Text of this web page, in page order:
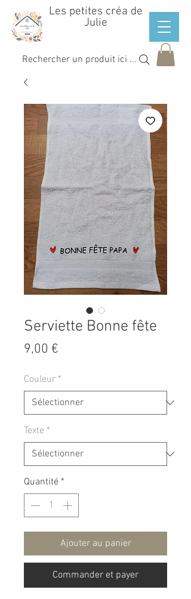
Les petites créa de
Julie
Rechercher un produit ici ...
Serviette Bonne fête
9,00 €
Couleur *
Texte *
Quantité *
Ajouter au panier
Commander et payer